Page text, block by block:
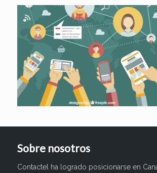
Sobre nosotros
Contactel ha logrado posicionarse en